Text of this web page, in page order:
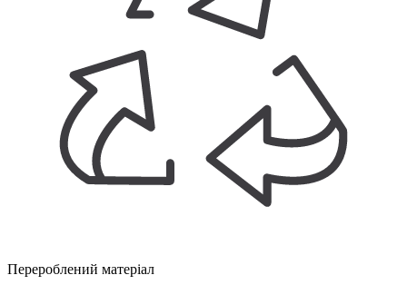
Перероблений матеріал